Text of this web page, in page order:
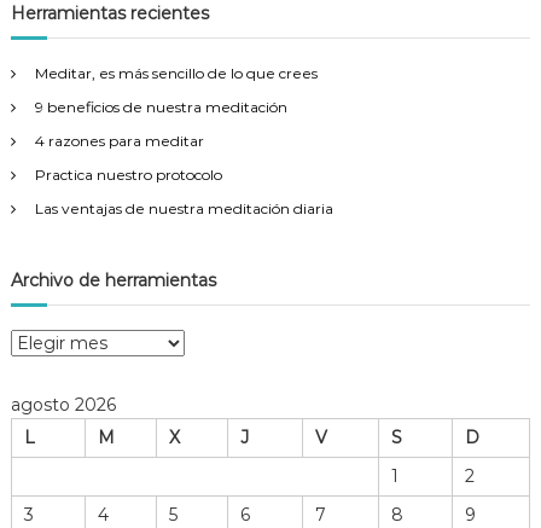
c
a
:
Herramientas recientes
Meditar, es más sencillo de lo que crees
9 beneficios de nuestra meditación
4 razones para meditar
Practica nuestro protocolo
Las ventajas de nuestra meditación diaria
Archivo de herramientas
A
h
o
agosto 2026
L
M X J V S
D
1
2
3
4 5 6 7 8
9